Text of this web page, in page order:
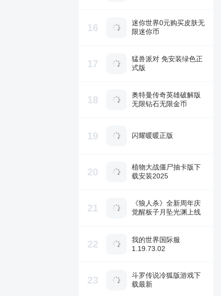
16
迷你世界0元购买皮肤无
限迷你币
17
猛兽派对 免安装绿色正
式版
18
奥特曼传奇英雄破解版
无限钻石无限金币
19 闪耀暖暖正版
20
植物大战僵尸抽卡版下
载安装2025
21
《狼人杀》全新周年庆
觉醒板子月坠光渊上线
22
我的世界国际服
1.19.73.02
23
斗罗传说冷狐版游戏下
载最新